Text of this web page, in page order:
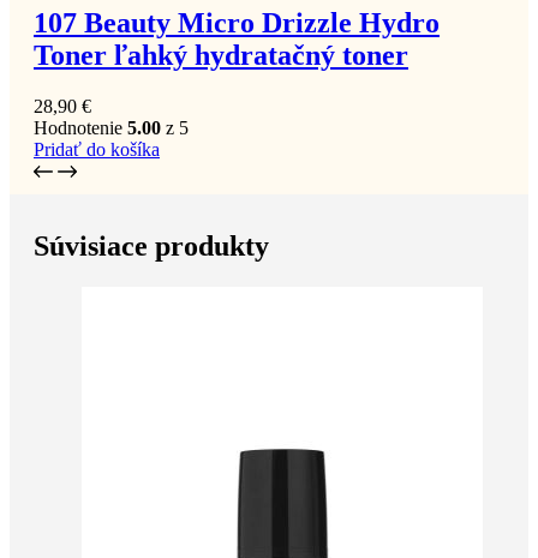
107 Beauty Micro Drizzle Hydro
Toner ľahký hydratačný toner
28,90 €
Hodnotenie 5.00 z 5
Pridať do košíka
Súvisiace produkty